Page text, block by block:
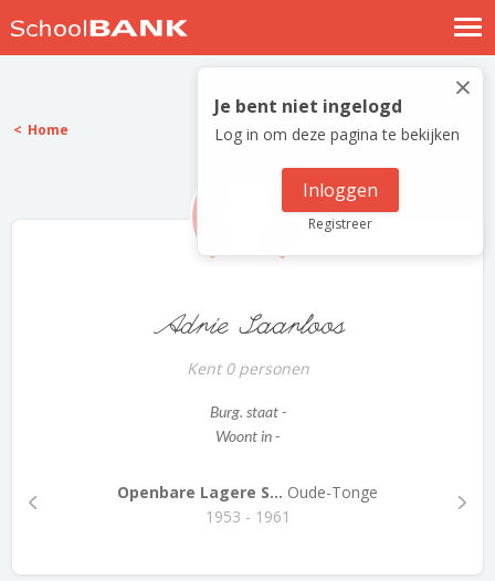
Nostalgische verhalen
Log in
Meld je gratis aan
×
Je bent niet ingelogd
Log in om deze pagina te bekijken
Inloggen
Registreer
Home
Adrie Saarloos
Kent 0 personen
Burg. staat -
Woont in -
Openbare Lagere S... Oude-Tonge
1953 - 1961